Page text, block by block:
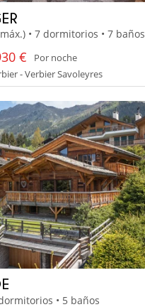
• 7 dormitorios • 7 baños
€
Por noche
- Verbier Savoleyres
• 5 baños